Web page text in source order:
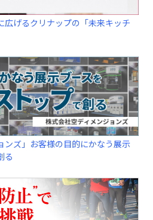
広げるクリナップの「未来キッチ
ンズ」お客様の目的にかなう展示
る